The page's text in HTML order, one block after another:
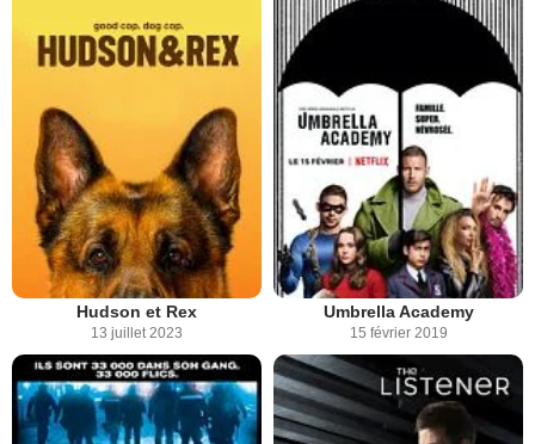
Hudson et Rex
13 juillet 2023
Umbrella Academy
15 février 2019